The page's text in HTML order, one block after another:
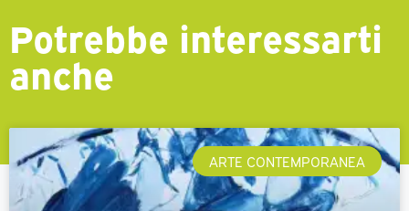
Potrebbe interessarti
anche
ARTE CONTEMPORANEA